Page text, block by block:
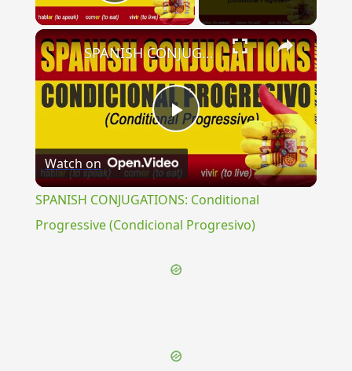
×
Play
Video
SPANISH CONJUGATIONS: Conditional Progressive (Condicional Progresivo)
Watch on
SPANISH CONJUGATIONS: Conditional
Progressive (Condicional Progresivo)